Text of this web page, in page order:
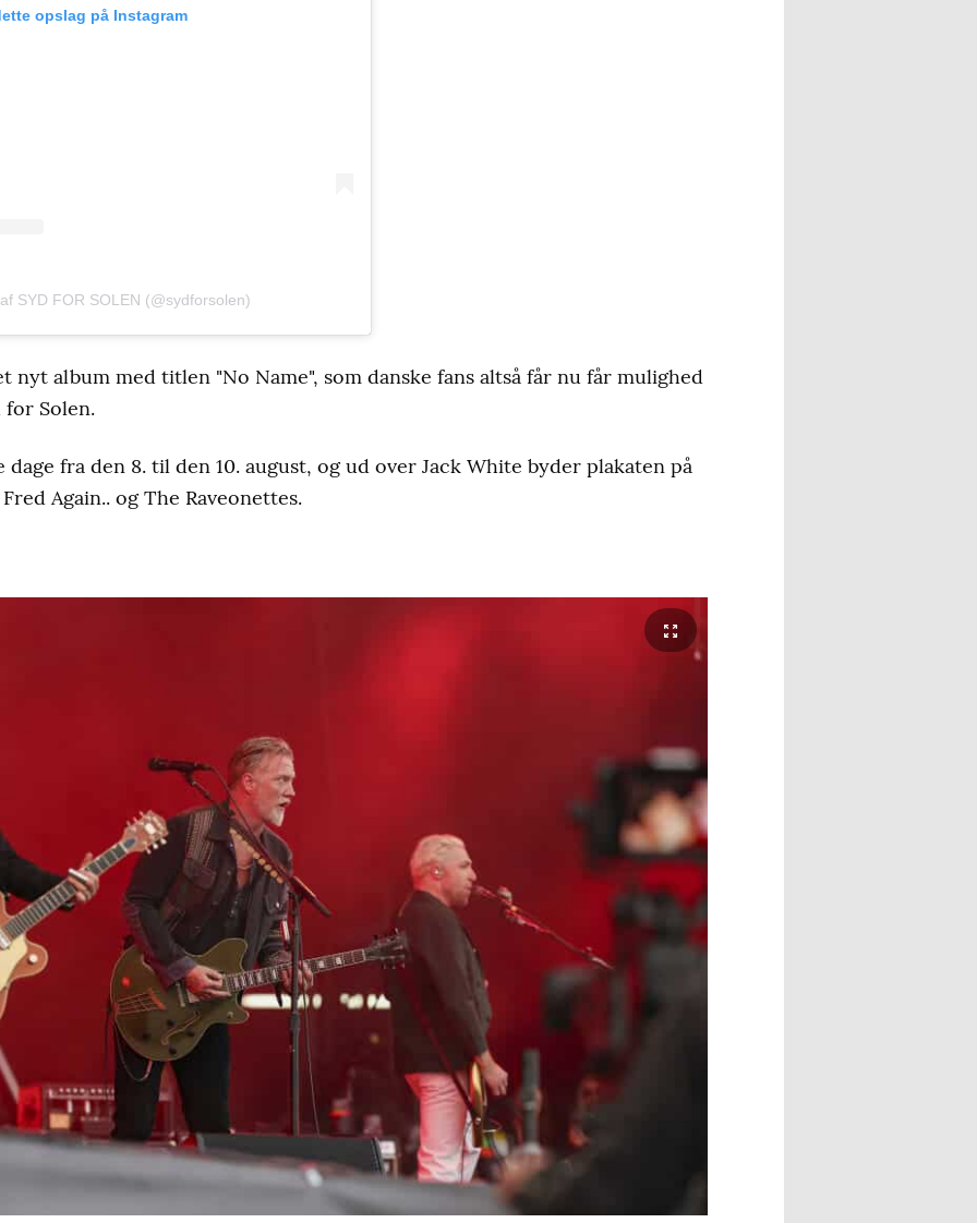
opslag på Instagram
SYD FOR SOLEN (@sydforsolen)
nyt album med titlen "No Name", som danske fans altså får nu får mulighed
for Solen.
fra den 8. til den 10. august, og ud over Jack White byder plakaten på
Again.. og The Raveonettes.